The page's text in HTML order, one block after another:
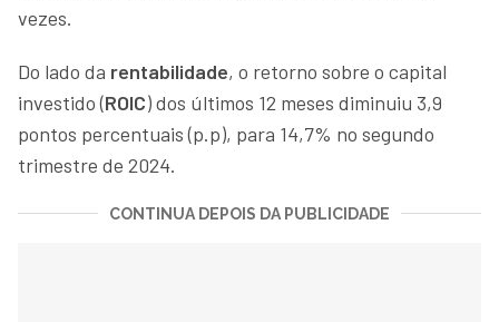
vezes.
Do lado da rentabilidade, o retorno sobre o capital
investido (ROIC) dos últimos 12 meses diminuiu 3,9
pontos percentuais (p.p), para 14,7% no segundo
trimestre de 2024.
CONTINUA DEPOIS DA PUBLICIDADE